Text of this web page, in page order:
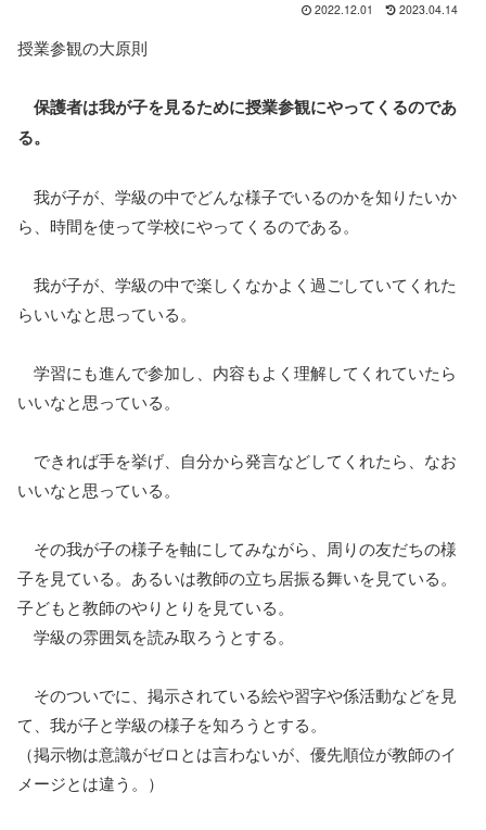
2022.12.01 2023.04.14
授業参観の大原則
保護者は我が子を見るために授業参観にやってくるのであ
る。
我が子が、学級の中でどんな様子でいるのかを知りたいか
ら、時間を使って学校にやってくるのである。
我が子が、学級の中で楽しくなかよく過ごしていてくれた
らいいなと思っている。
学習にも進んで参加し、内容もよく理解してくれていたら
いいなと思っている。
できれば手を挙げ、自分から発言などしてくれたら、なお
いいなと思っている。
その我が子の様子を軸にしてみながら、周りの友だちの様
子を見ている。あるいは教師の立ち居振る舞いを見ている。
子どもと教師のやりとりを見ている。
学級の雰囲気を読み取ろうとする。
そのついでに、掲示されている絵や習字や係活動などを見
て、我が子と学級の様子を知ろうとする。
（掲示物は意識がゼロとは言わないが、優先順位が教師のイ
メージとは違う。）